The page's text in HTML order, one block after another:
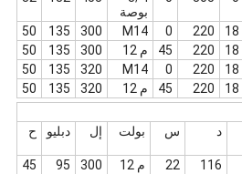
بوصة
18
220
0
M14
300
135
50
18
220
45 م 12 300
135
50
18
220
0
M14
320
135
50
18
220
45 م 12 320
135
50
د س بولت إل دبليو ح
116
22 م 12 300
95
45